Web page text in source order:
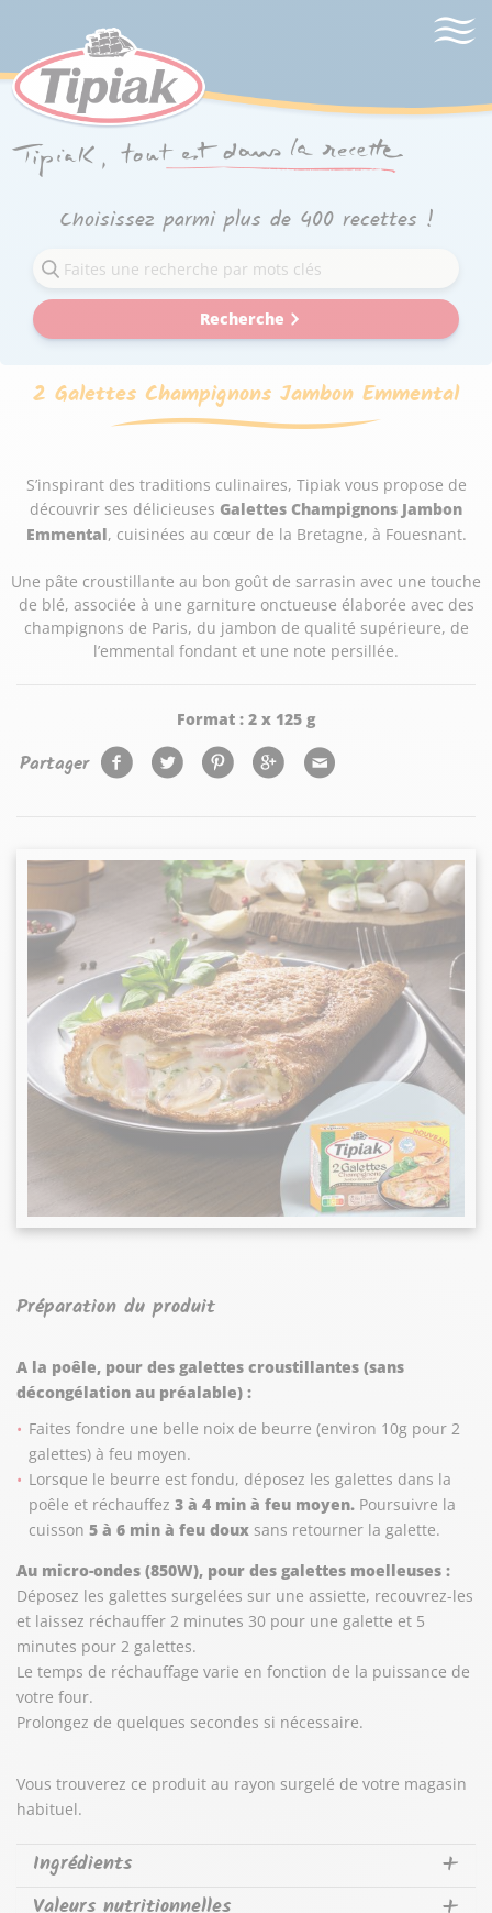
Choisissez parmi plus de 400 recettes !
Recherche
2 Galettes Champignons Jambon Emmental
S’inspirant des traditions culinaires, Tipiak vous propose de
découvrir ses délicieuses Galettes Champignons Jambon
Emmental, cuisinées au cœur de la Bretagne, à Fouesnant.
Une pâte croustillante au bon goût de sarrasin avec une touche
de blé, associée à une garniture onctueuse élaborée avec des
champignons de Paris, du jambon de qualité supérieure, de
l’emmental fondant et une note persillée.
Format : 2 x 125 g
Partager
Préparation du produit
A la poêle, pour des galettes croustillantes (sans
décongélation au préalable) :
Faites fondre une belle noix de beurre (environ 10g pour 2
galettes) à feu moyen.
Lorsque le beurre est fondu, déposez les galettes dans la
poêle et réchauffez3 à 4 min à feu moyen. Poursuivre la
cuisson5 à 6 min à feu doux sans retourner la galette.
Au micro-ondes (850W), pour des galettes moelleuses :
Déposez les galettes surgelées sur une assiette, recouvrez-les
et laissez réchauffer 2 minutes 30 pour une galette et 5
minutes pour 2 galettes.
Le temps de réchauffage varie en fonction de la puissance de
votre four.
Prolongez de quelques secondes si nécessaire.
Vous trouverez ce produit au rayon surgelé de votre magasin
habituel.
Ingrédients